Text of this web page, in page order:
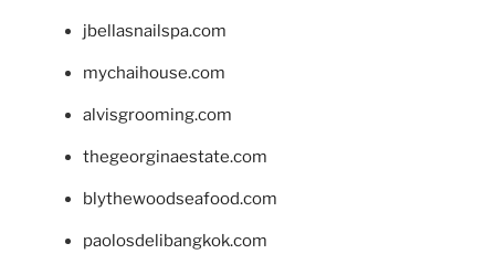
jbellasnailspa.com
mychaihouse.com
alvisgrooming.com
thegeorginaestate.com
blythewoodseafood.com
paolosdelibangkok.com